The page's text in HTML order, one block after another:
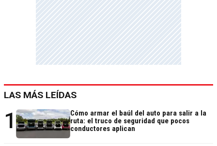
LAS MÁS LEÍDAS
1
Cómo armar el baúl del auto para salir a la
ruta: el truco de seguridad que pocos
conductores aplican